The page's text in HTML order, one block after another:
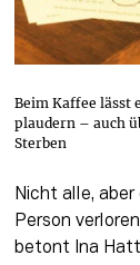
Beim Kaffee lässt
plaudern – auch
Sterben
Nicht alle,
Person
betont Ina